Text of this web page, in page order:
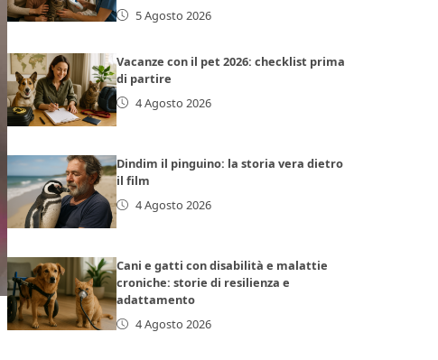
5 Agosto 2026
Vacanze con il pet 2026: checklist prima
di partire
4 Agosto 2026
Dindim il pinguino: la storia vera dietro
il film
4 Agosto 2026
Cani e gatti con disabilità e malattie
croniche: storie di resilienza e
adattamento
4 Agosto 2026